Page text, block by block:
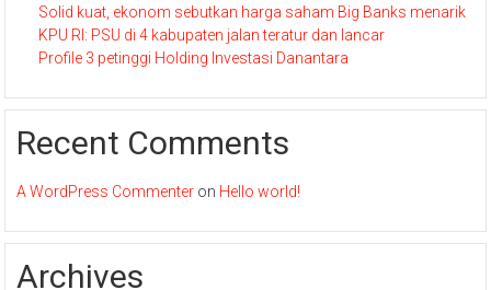
Solid kuat, ekonom sebutkan harga saham Big Banks menarik
KPU RI: PSU di 4 kabupaten jalan teratur dan lancar
Profile 3 petinggi Holding Investasi Danantara
Recent Comments
A WordPress Commenter on Hello world!
Archives